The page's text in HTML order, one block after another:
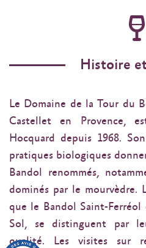
Histoire
Le Domaine de la Tour du
Castellet en Provence,
Hocquard depuis 1968.
pratiques biologiques
Bandol renommés,
dominés par le mourvèdre.
que le Bandol Saint-
Sol, se distinguent par
qualité. Les visites sur